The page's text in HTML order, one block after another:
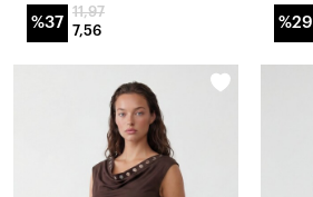
%37
11,97
7,56
%29